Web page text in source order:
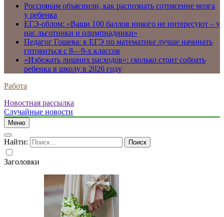
Россиянам объяснили, как распознать сотрясение мозга
у ребенка
ЕГЭ-облом: «Ваши 100 баллов никого не интересуют – у
нас льготники и олимпиадники»
Педагог Гошева: к ЕГЭ по математике лучше начинать
готовиться с 8—9-х классов
«Избежать лишних расходов»: сколько стоит собрать
ребенка в школу в 2026 году
Работа
Новостная рассылка
Случайные новости
Меню
Найти:
Заголовки